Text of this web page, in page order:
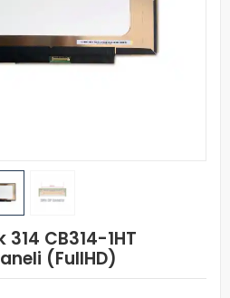
CB314-1HT
(FullHD)